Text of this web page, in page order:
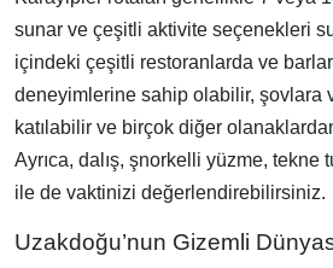
sunar ve çeşitli aktivite seçenekleri
içindeki çeşitli restoranlarda ve
deneyimlerine sahip olabilir, şovlara
katılabilir ve birçok diğer
Ayrıca, dalış, şnorkelli yüzme, tekne
ile de vaktinizi değerlendirebilirsiniz.
Uzakdoğu’nun Gizemli